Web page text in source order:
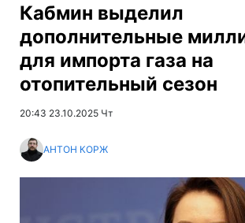
Кабмин выделил
дополнительные
для импорта газа на
отопительный сезон
20:43 23.10.2025 Чт
АНТОН КОРЖ